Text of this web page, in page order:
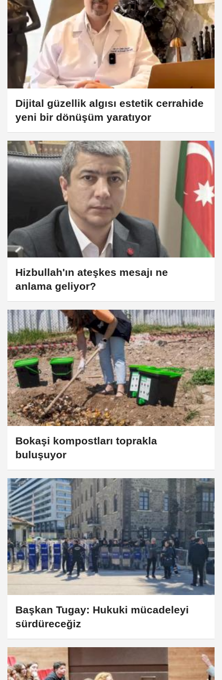
Dijital güzellik algısı estetik cerrahide
yeni bir dönüşüm yaratıyor
Hizbullah'ın ateşkes mesajı ne
anlama geliyor?
Bokaşi kompostları toprakla
buluşuyor
Başkan Tugay: Hukuki mücadeleyi
sürdüreceğiz